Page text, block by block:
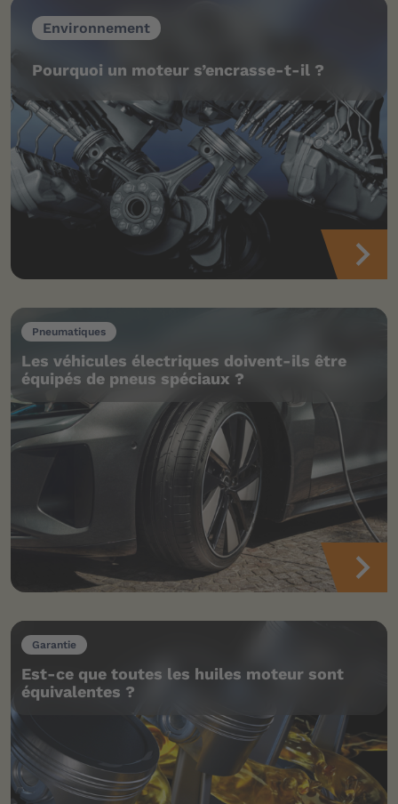
Environnement
Pourquoi un moteur s’encrasse-t-il ?
Pneumatiques
Les véhicules électriques doivent-ils être
équipés de pneus spéciaux ?
Garantie
Est-ce que toutes les huiles moteur sont
équivalentes ?